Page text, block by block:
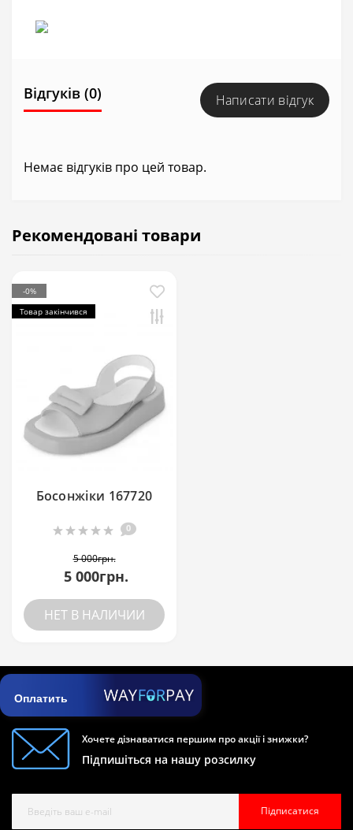
Відгуків (0) Написати відгук
Немає відгуків про цей товар.
Рекомендовані товари
-0%
Товар закінчився
Босонжіки 167720
0
5 000грн.
5 000грн.
НЕТ В НАЛИЧИИ
Оплатить
Хочете дізнаватися першим про акції і знижки?
Підпишіться на нашу розсилку
Підписатися